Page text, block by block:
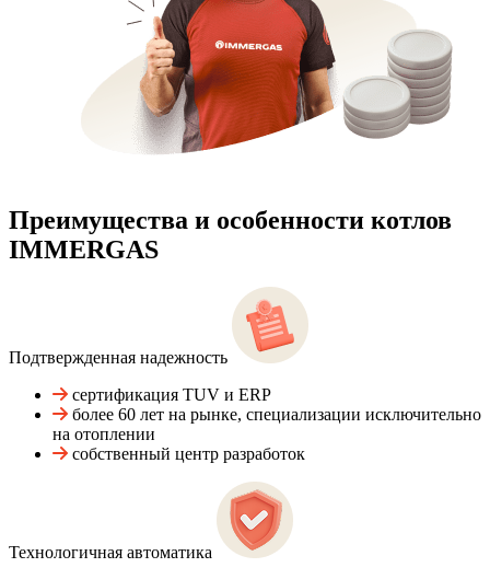
Преимущества и особенности котлов
IMMERGAS
Подтвержденная надежность
сертификация TUV и ERP
более 60 лет на рынке, специализации исключительно
на отоплении
собственный центр разработок
Технологичная автоматика